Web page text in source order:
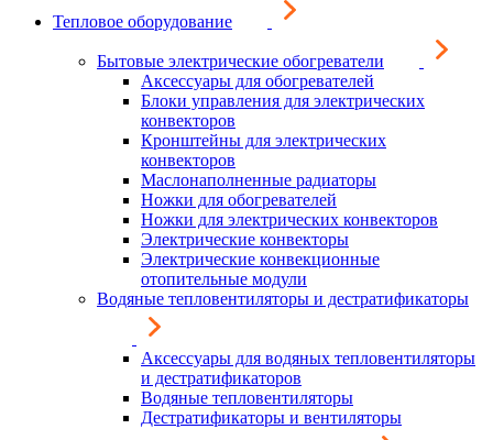
Тепловое оборудование
Бытовые электрические обогреватели
Аксессуары для обогревателей
Блоки управления для электрических
конвекторов
Кронштейны для электрических
конвекторов
Маслонаполненные радиаторы
Ножки для обогревателей
Ножки для электрических конвекторов
Электрические конвекторы
Электрические конвекционные
отопительные модули
Водяные тепловентиляторы и дестратификаторы
Аксессуары для водяных тепловентиляторы
и дестратификаторов
Водяные тепловентиляторы
Дестратификаторы и вентиляторы